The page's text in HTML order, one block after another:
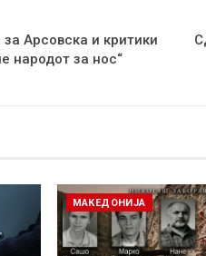
Арсовска и критики
народот за нос“
МАКЕДОНИЈА